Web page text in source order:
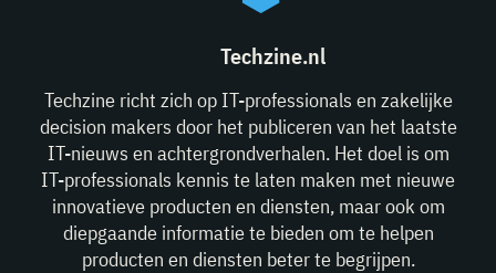
Techzine.nl
Techzine richt zich op IT-professionals en zakelijke
decision makers door het publiceren van het laatste
IT-nieuws en achtergrondverhalen. Het doel is om
IT-professionals kennis te laten maken met nieuwe
innovatieve producten en diensten, maar ook om
diepgaande informatie te bieden om te helpen
producten en diensten beter te begrijpen.